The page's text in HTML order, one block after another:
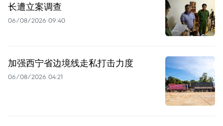
长遭立案调查
06/08/2026 09:40
加强西宁省边境线走私打击力度
06/08/2026 04:21